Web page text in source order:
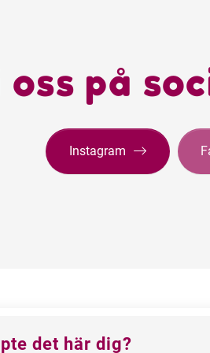
oss på
Instagram
det här dig?